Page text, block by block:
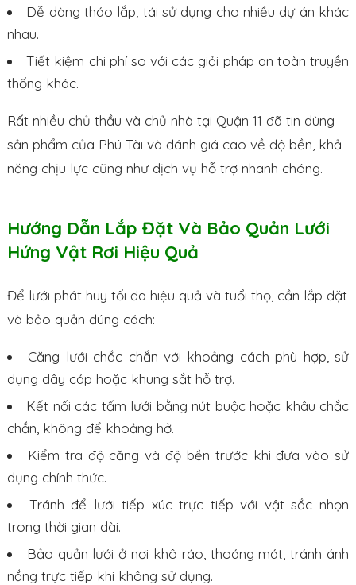
Dễ dàng tháo lắp, tái sử dụng cho nhiều dự án khác
nhau.
Tiết kiệm chi phí so với các giải pháp an toàn truyền
thống khác.
Rất nhiều chủ thầu và chủ nhà tại Quận 11 đã tin dùng
sản phẩm của Phú Tài và đánh giá cao về độ bền, khả
năng chịu lực cũng như dịch vụ hỗ trợ nhanh chóng.
Hướng Dẫn Lắp Đặt Và Bảo Quản Lưới
Hứng Vật Rơi Hiệu Quả
Để lưới phát huy tối đa hiệu quả và tuổi thọ, cần lắp đặt
và bảo quản đúng cách:
Căng lưới chắc chắn với khoảng cách phù hợp, sử
dụng dây cáp hoặc khung sắt hỗ trợ.
Kết nối các tấm lưới bằng nút buộc hoặc khâu chắc
chắn, không để khoảng hở.
Kiểm tra độ căng và độ bền trước khi đưa vào sử
dụng chính thức.
Tránh để lưới tiếp xúc trực tiếp với vật sắc nhọn
trong thời gian dài.
Bảo quản lưới ở nơi khô ráo, thoáng mát, tránh ánh
nắng trực tiếp khi không sử dụng.